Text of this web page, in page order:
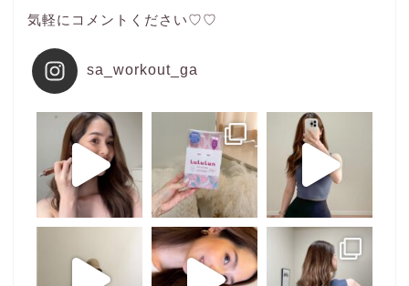
気軽にコメントください♡♡
sa_workout_ga